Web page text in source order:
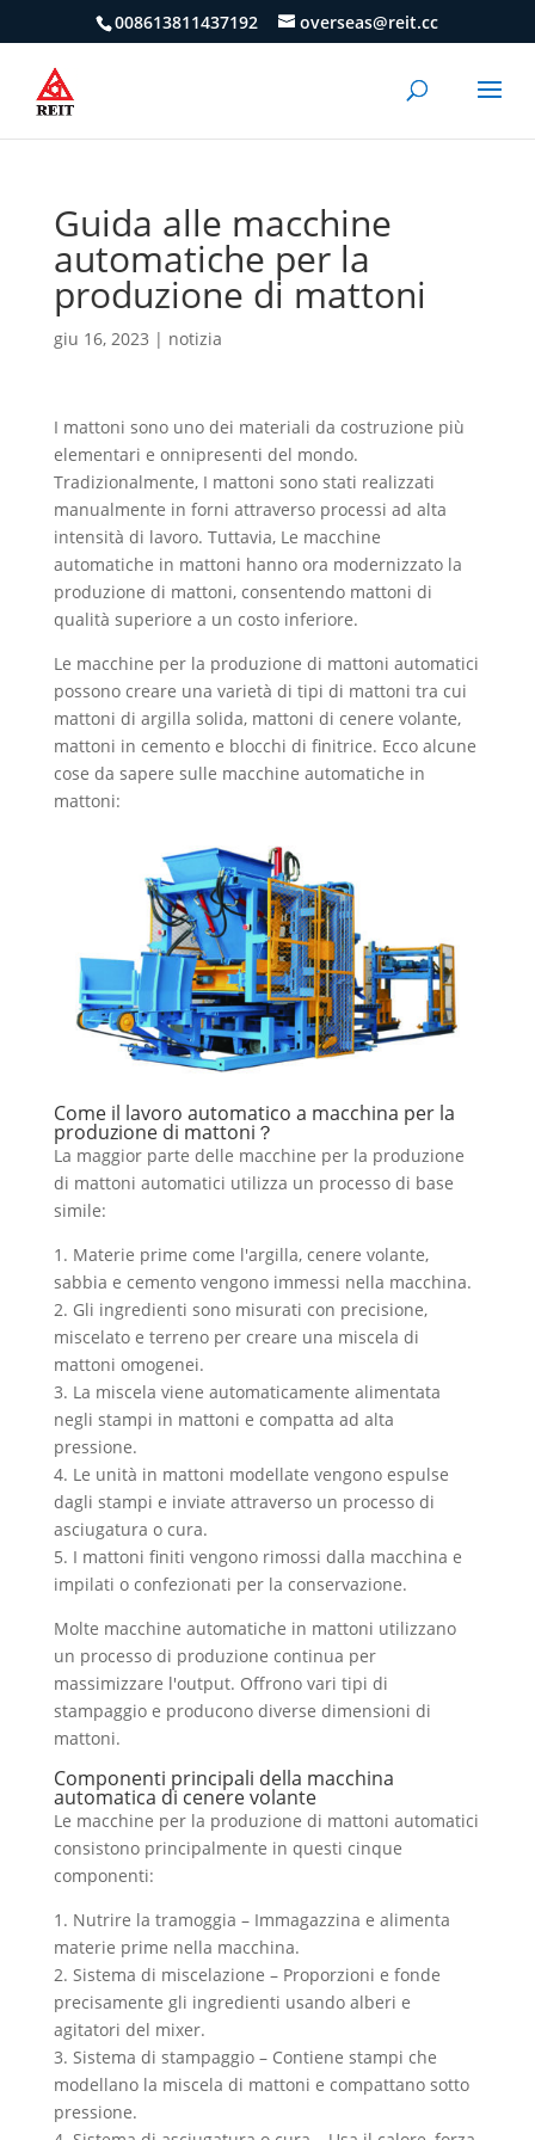
008613811437192 overseas@reit.cc
Guida alle macchine
automatiche per la
produzione di mattoni
giu 16, 2023 | notizia
I mattoni sono uno dei materiali da costruzione più
elementari e onnipresenti del mondo.
Tradizionalmente, I mattoni sono stati realizzati
manualmente in forni attraverso processi ad alta
intensità di lavoro. Tuttavia, Le macchine
automatiche in mattoni hanno ora modernizzato la
produzione di mattoni, consentendo mattoni di
qualità superiore a un costo inferiore.
Le macchine per la produzione di mattoni automatici
possono creare una varietà di tipi di mattoni tra cui
mattoni di argilla solida, mattoni di cenere volante,
mattoni in cemento e blocchi di finitrice. Ecco alcune
cose da sapere sulle macchine automatiche in
mattoni:
Come il lavoro automatico a macchina per la
produzione di mattoni？
La maggior parte delle macchine per la produzione
di mattoni automatici utilizza un processo di base
simile:
1. Materie prime come l'argilla, cenere volante,
sabbia e cemento vengono immessi nella macchina.
2. Gli ingredienti sono misurati con precisione,
miscelato e terreno per creare una miscela di
mattoni omogenei.
3. La miscela viene automaticamente alimentata
negli stampi in mattoni e compatta ad alta
pressione.
4. Le unità in mattoni modellate vengono espulse
dagli stampi e inviate attraverso un processo di
asciugatura o cura.
5. I mattoni finiti vengono rimossi dalla macchina e
impilati o confezionati per la conservazione.
Molte macchine automatiche in mattoni utilizzano
un processo di produzione continua per
massimizzare l'output. Offrono vari tipi di
stampaggio e producono diverse dimensioni di
mattoni.
Componenti principali della macchina
automatica di cenere volante
Le macchine per la produzione di mattoni automatici
consistono principalmente in questi cinque
componenti:
1. Nutrire la tramoggia – Immagazzina e alimenta
materie prime nella macchina.
2. Sistema di miscelazione – Proporzioni e fonde
precisamente gli ingredienti usando alberi e
agitatori del mixer.
3. Sistema di stampaggio – Contiene stampi che
modellano la miscela di mattoni e compattano sotto
pressione.